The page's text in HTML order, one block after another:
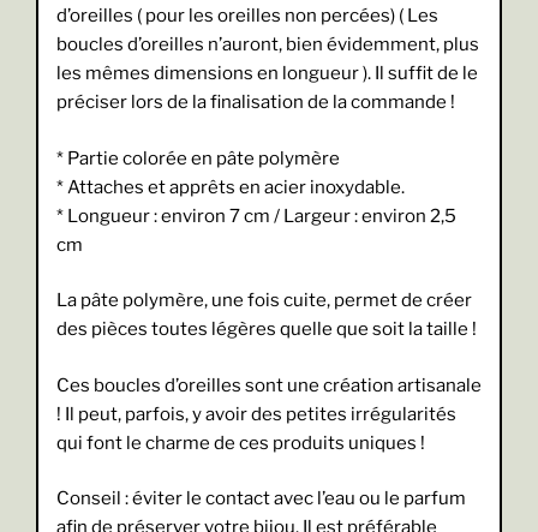
d’oreilles ( pour les oreilles non percées) ( Les
boucles d’oreilles n’auront, bien évidemment, plus
les mêmes dimensions en longueur ). Il suffit de le
préciser lors de la finalisation de la commande !
* Partie colorée en pâte polymère
* Attaches et apprêts en acier inoxydable.
* Longueur : environ 7 cm / Largeur : environ 2,5
cm
La pâte polymère, une fois cuite, permet de créer
des pièces toutes légères quelle que soit la taille !
Ces boucles d’oreilles sont une création artisanale
! Il peut, parfois, y avoir des petites irrégularités
qui font le charme de ces produits uniques !
Conseil : éviter le contact avec l’eau ou le parfum
afin de préserver votre bijou. Il est préférable